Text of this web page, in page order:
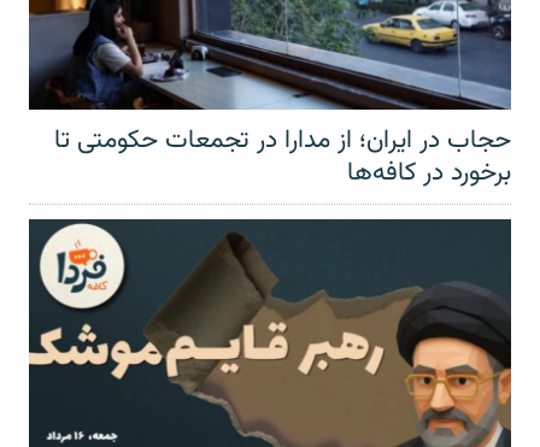
حجاب در ایران؛ از مدارا در تجمعات حکومتی تا
برخورد در کافه‌ها